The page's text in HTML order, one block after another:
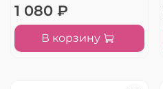
1 080 ₽
В корзину